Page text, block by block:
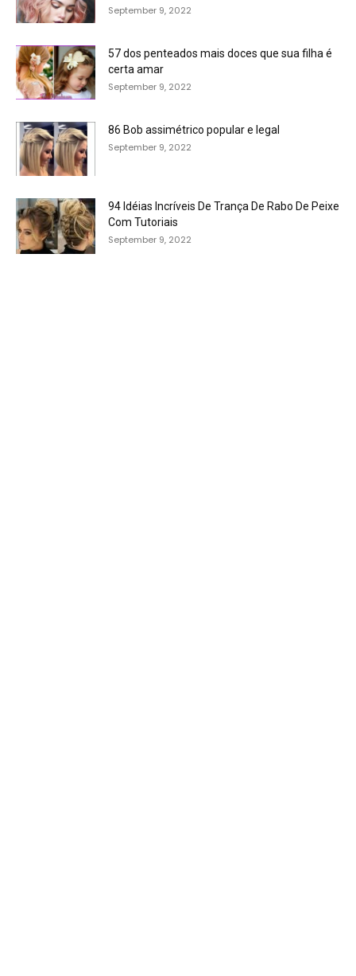
September 9, 2022
57 dos penteados mais doces que sua filha é
certa amar
September 9, 2022
86 Bob assimétrico popular e legal
September 9, 2022
94 Idéias Incríveis De Trança De Rabo De Peixe
Com Tutoriais
September 9, 2022